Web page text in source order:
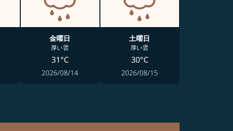
金曜日
厚い雲
31°C
2026/08/14
土曜日
厚い雲
30°C
2026/08/15